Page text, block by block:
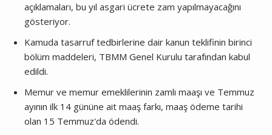
açıklamaları, bu yıl asgari ücrete zam yapılmayacağını
gösteriyor.
Kamuda tasarruf tedbirlerine dair kanun teklifinin birinci
bölüm maddeleri, TBMM Genel Kurulu tarafından kabul
edildi.
Memur ve memur emeklilerinin zamlı maaşı ve Temmuz
ayının ilk 14 gününe ait maaş farkı, maaş ödeme tarihi
olan 15 Temmuz'da ödendi.